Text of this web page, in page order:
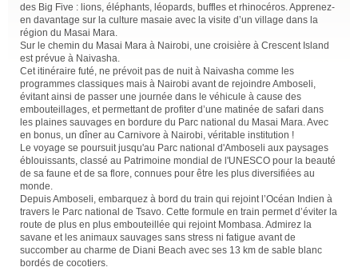
des Big Five : lions, éléphants, léopards, buffles et rhinocéros. Apprenez-
en davantage sur la culture masaie avec la visite d’un village dans la
région du Masai Mara.
Sur le chemin du Masai Mara à Nairobi, une croisière à Crescent Island
est prévue à Naivasha.
Cet itinéraire futé, ne prévoit pas de nuit à Naivasha comme les
programmes classiques mais à Nairobi avant de rejoindre Amboseli,
évitant ainsi de passer une journée dans le véhicule à cause des
embouteillages, et permettant de profiter d’une matinée de safari dans
les plaines sauvages en bordure du Parc national du Masai Mara. Avec
en bonus, un dîner au Carnivore à Nairobi, véritable institution !
Le voyage se poursuit jusqu'au Parc national d'Amboseli aux paysages
éblouissants, classé au Patrimoine mondial de l'UNESCO pour la beauté
de sa faune et de sa flore, connues pour être les plus diversifiées au
monde.
Depuis Amboseli, embarquez à bord du train qui rejoint l’Océan Indien à
travers le Parc national de Tsavo. Cette formule en train permet d’éviter la
route de plus en plus embouteillée qui rejoint Mombasa. Admirez la
savane et les animaux sauvages sans stress ni fatigue avant de
succomber au charme de Diani Beach avec ses 13 km de sable blanc
bordés de cocotiers.